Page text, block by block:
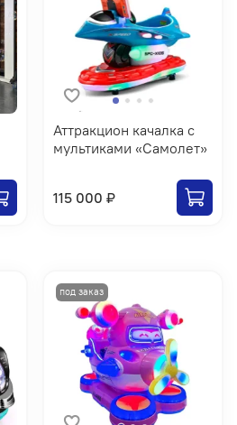
Аттракцион качалка с
мультиками «Самолет»
115 000 ₽